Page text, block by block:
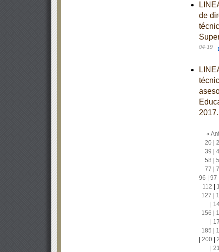
de
04-19
«
20|
39
58
77
96
97
112
127
156
185
200|